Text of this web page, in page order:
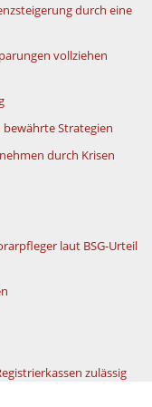
durch eine
vollziehen
Strategien
durch Krisen
laut BSG-Urteil
zulässig